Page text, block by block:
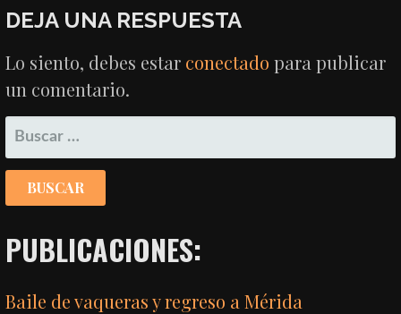
DE
ENTRADAS
DEJA UNA RESPUESTA
Lo siento, debes estar conectado para publicar
un comentario.
BUSCAR:
PUBLICACIONES:
Baile de vaqueras y regreso a Mérida